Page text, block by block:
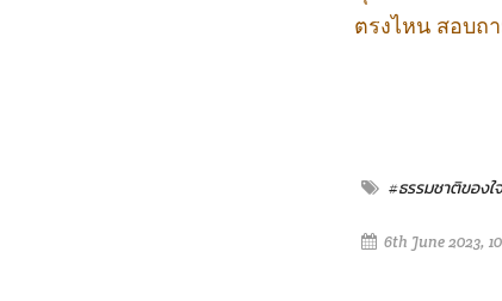
ตรงไหน สอบถ
#ธรรมชาติของใจ
6th June 2023,